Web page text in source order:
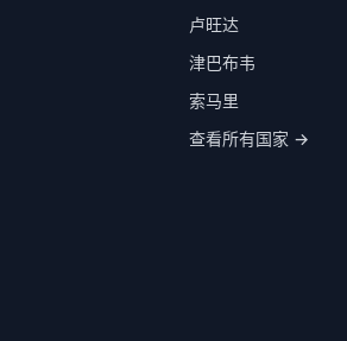
卢旺达
津巴布韦
索马里
查看所有国家 →